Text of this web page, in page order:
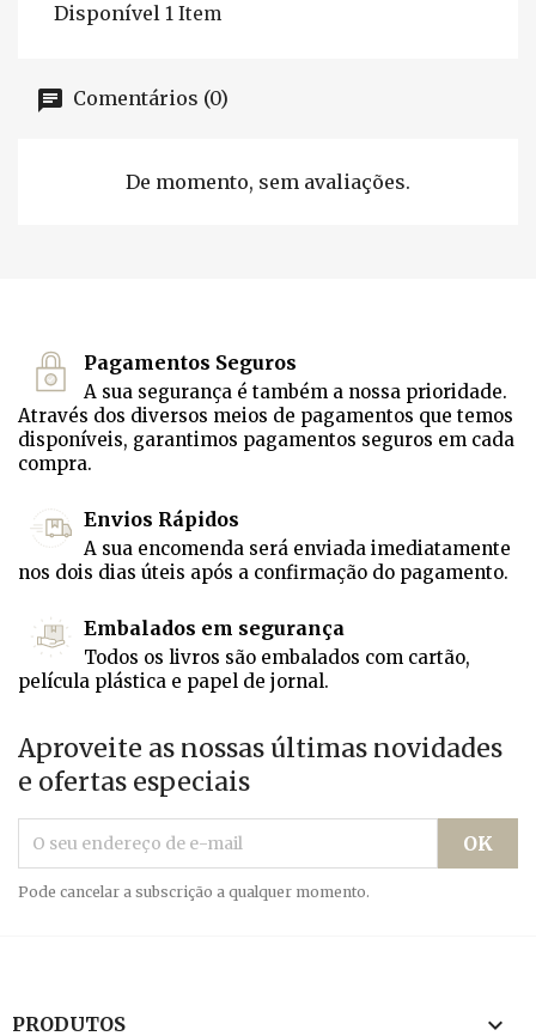
Disponível 1 Item
Comentários (0)
De momento, sem avaliações.
Pagamentos Seguros
A sua segurança é também a nossa prioridade.
Através dos diversos meios de pagamentos que temos
disponíveis, garantimos pagamentos seguros em cada
compra.
Envios Rápidos
A sua encomenda será enviada imediatamente
nos dois dias úteis após a confirmação do pagamento.
Embalados em segurança
Todos os livros são embalados com cartão,
película plástica e papel de jornal.
Aproveite as nossas últimas novidades
e ofertas especiais
Pode cancelar a subscrição a qualquer momento.
PRODUTOS 